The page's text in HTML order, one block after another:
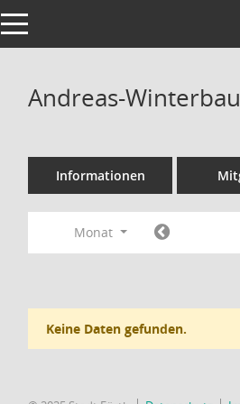
Toggle navigation
Andreas-
Informationen
Monat
Keine Daten gefunden.